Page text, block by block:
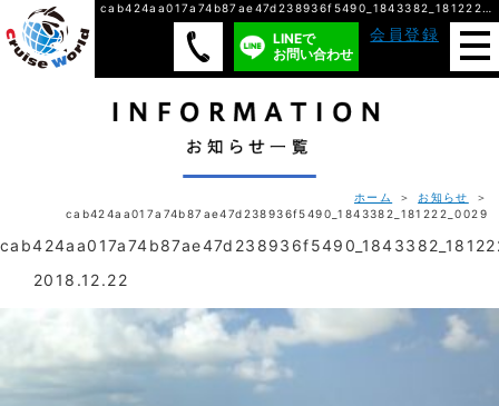
cab424aa017a74b87ae47d238936f5490_1843382_181222_0029/ 株式会社クルーズ・ワールド
LINEで
お問い合わせ
会員登録
ホーム ＞ お知らせ
＞
cab424aa017a74b87ae47d238936f5490_1843382_181222_0029
2018.12.22